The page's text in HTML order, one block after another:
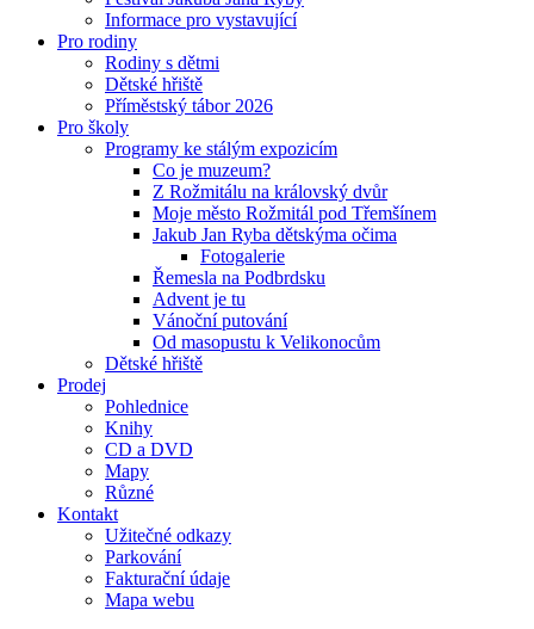
Informace pro vystavující
Pro rodiny
Rodiny s dětmi
Dětské hřiště
Příměstský tábor 2026
Pro školy
Programy ke stálým expozicím
Co je muzeum?
Z Rožmitálu na královský dvůr
Moje město Rožmitál pod Třemšínem
Jakub Jan Ryba dětskýma očima
Fotogalerie
Řemesla na Podbrdsku
Advent je tu
Vánoční putování
Od masopustu k Velikonocům
Dětské hřiště
Prodej
Pohlednice
Knihy
CD a DVD
Mapy
Různé
Kontakt
Užitečné odkazy
Parkování
Fakturační údaje
Mapa webu